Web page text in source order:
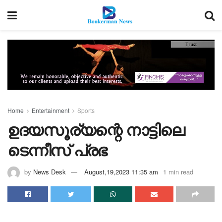
Home Entertainment Sports
ഉദയസൂര്യന്റെ നാട്ടിലെ
ടെന്നീസ് പ്രഭ
by News Desk August,19,2023 11:35 am 1 min read